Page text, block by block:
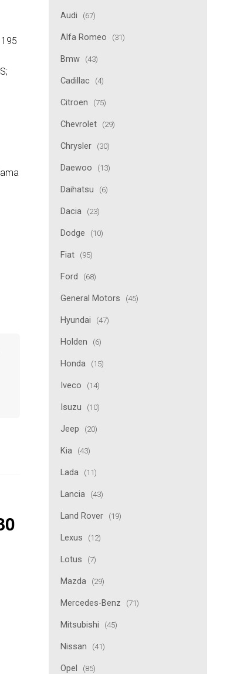
Audi (67)
Alfa Romeo (31)
Bmw (43)
Cadillac (4)
Citroen (75)
Chevrolet (29)
Chrysler (30)
Daewoo (13)
Daihatsu (6)
Dacia (23)
Dodge (10)
Fiat (95)
Ford (68)
General Motors (45)
Hyundai (47)
Holden (6)
Honda (15)
Iveco (14)
Isuzu (10)
Jeep (20)
Kia (43)
Lada (11)
Lancia (43)
Land Rover (19)
Lexus (12)
Lotus (7)
Mazda (29)
Mercedes-Benz (71)
Mitsubishi (45)
Nissan (41)
Opel (85)